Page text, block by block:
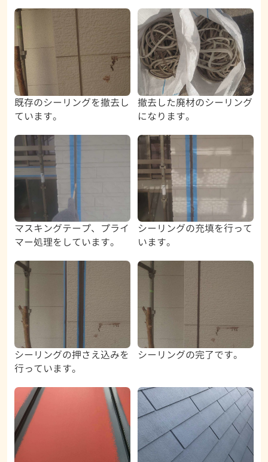
既存のシーリングを撤去し
ています。
撤去した廃材のシーリング
になります。
マスキングテープ、プライ
マー処理をしています。
シーリングの充填を行って
います。
シーリングの押さえ込みを
行っています。
シーリングの完了です。